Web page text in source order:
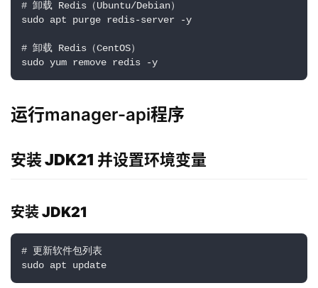
源
下
# 卸载 Redis（Ubuntu/Debian）
sudo apt purge redis-server -y
# 卸载 Redis（CentOS）
sudo yum remove redis -y
运行manager-api程序
安装 JDK21 并设置环境变量
安装 JDK21
# 更新软件包列表
sudo apt